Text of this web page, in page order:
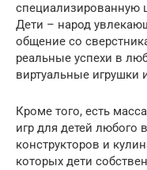
специализированную
Дети – народ
общение со
реальные успехи в
виртуальные игрушки
Кроме того, есть
игр для детей любого
конструкторов и
которых дети